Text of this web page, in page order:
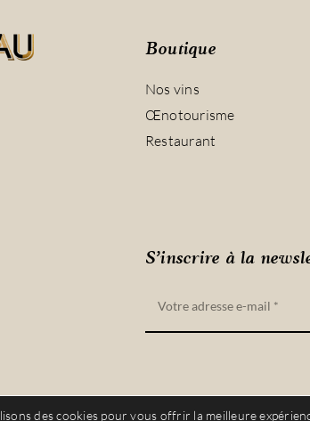
Boutique
Nos vins
Œnotourisme
Restaurant
S’inscrire à la
des cookies pour vous offrir la meilleure